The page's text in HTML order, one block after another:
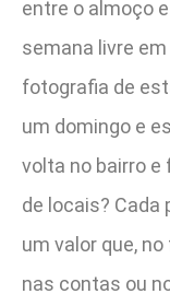
entre o almoço
semana livre
fotografia de
um domingo e
volta no bairro
de locais?
um valor que,
nas contas ou